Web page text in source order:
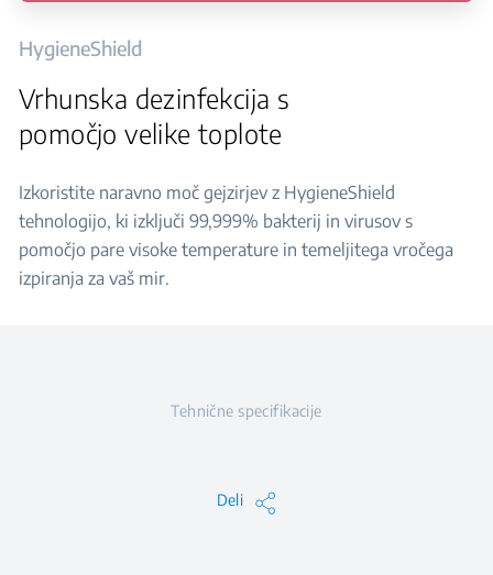
HygieneShield
Vrhunska dezinfekcija s
pomočjo velike toplote
Izkoristite naravno moč gejzirjev z HygieneShield
tehnologijo, ki izključi 99,999% bakterij in virusov s
pomočjo pare visoke temperature in temeljitega vročega
izpiranja za vaš mir.
Tehnične specifikacije
Deli